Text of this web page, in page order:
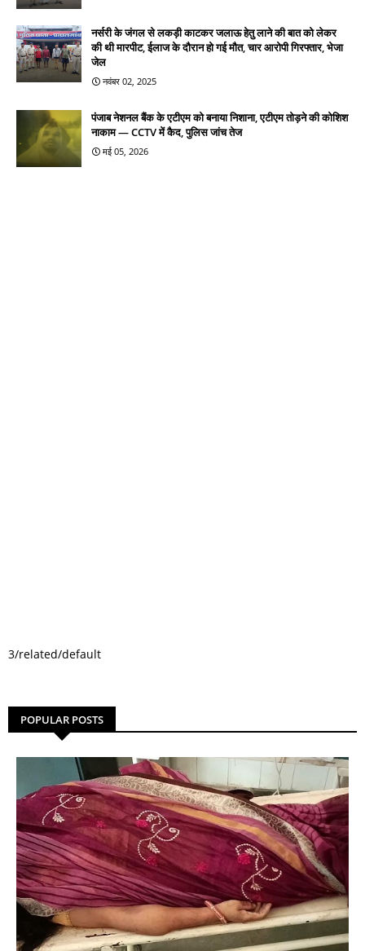
नर्सरी के जंगल से लकड़ी काटकर जलाऊ हेतु लाने की बात को लेकर
की थी मारपीट, ईलाज के दौरान हो गई मौत, चार आरोपी गिरफ्तार, भेजा
जेल
नवंबर 02, 2025
पंजाब नेशनल बैंक के एटीएम को बनाया निशाना, एटीएम तोड़ने की कोशिश
नाकाम — CCTV में कैद, पुलिस जांच तेज
मई 05, 2026
3/related/default
POPULAR POSTS